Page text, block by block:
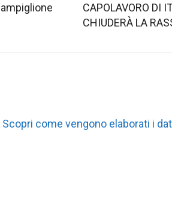
CAPOLAVORO DI
CHIUDERÀ LA
Scopri come vengono elaborati i